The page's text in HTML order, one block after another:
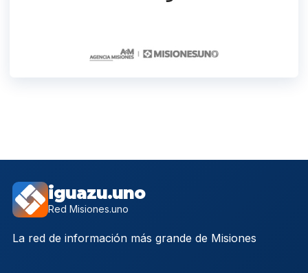
iguazu.uno
Red Misiones.uno
La red de información más grande de Misiones